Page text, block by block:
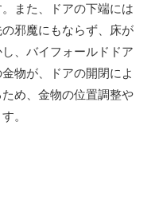
また、ドアの下端には
邪魔にもならず、床が
、バイフォールドドア
物が、ドアの開閉によ
め、金物の位置調整や
。